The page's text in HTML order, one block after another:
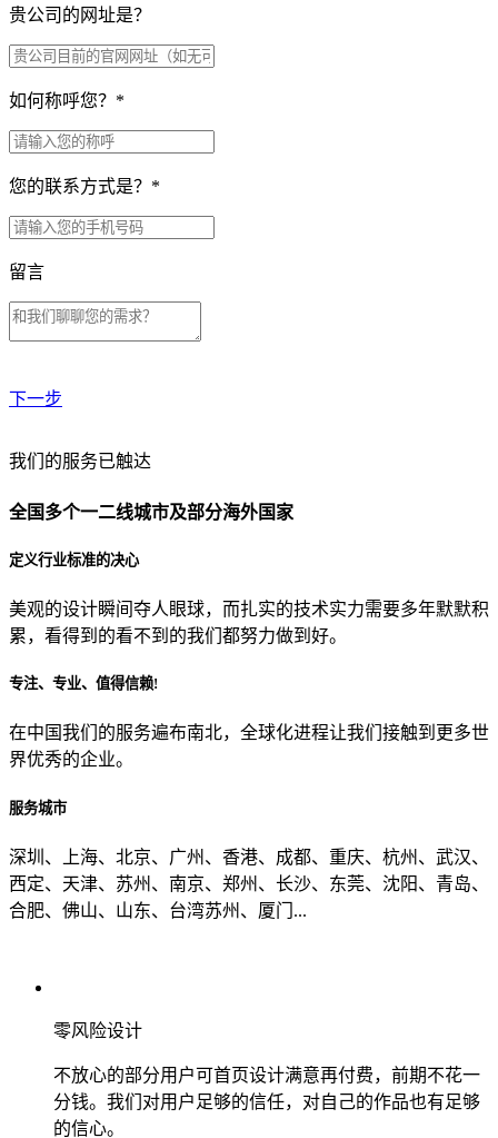
贵公司的网址是？
如何称呼您？ *
您的联系方式是？ *
留言
下一步
贵公司预算范围是？
贵公司的团队规模是？
目前主要的营销渠道是？
我们的服务已触达
全国多个一二线城市及部分海外国家
定义行业标准的决心
美观的设计瞬间夺人眼球，而扎实的技术实力需要多年默默积
累，看得到的看不到的我们都努力做到好。
专注、专业、值得信赖!
在中国我们的服务遍布南北，全球化进程让我们接触到更多世
界优秀的企业。
服务城市
深圳、上海、北京、广州、香港、成都、重庆、杭州、武汉、
西定、天津、苏州、南京、郑州、长沙、东莞、沈阳、青岛、
合肥、佛山、山东、台湾苏州、厦门...
零风险设计
不放心的部分用户可首页设计满意再付费，前期不花一
分钱。我们对用户足够的信任，对自己的作品也有足够
的信心。